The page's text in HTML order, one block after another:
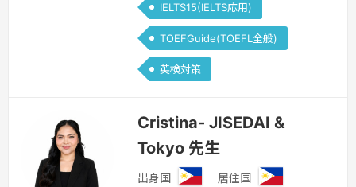
IELTS15(IELTS応用)
TOEFGuide(TOEFL全般)
英検対策
Cristina- JISEDAI &
Tokyo 先生
出身国 居住国